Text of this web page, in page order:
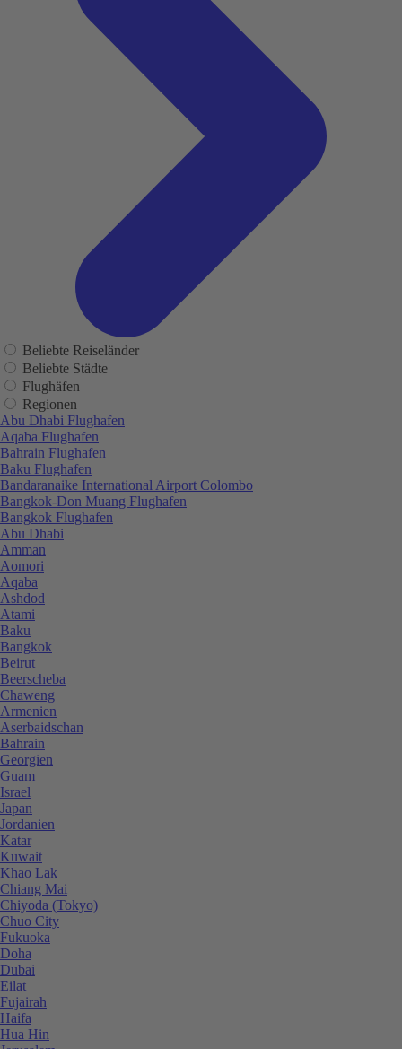
Beliebte Reiseländer
Beliebte Städte
Flughäfen
Regionen
Abu Dhabi Flughafen
Aqaba Flughafen
Bahrain Flughafen
Baku Flughafen
Bandaranaike International Airport Colombo
Bangkok-Don Muang Flughafen
Bangkok Flughafen
Abu Dhabi
Amman
Aomori
Aqaba
Ashdod
Atami
Baku
Bangkok
Beirut
Beerscheba
Chaweng
Armenien
Aserbaidschan
Bahrain
Georgien
Guam
Israel
Japan
Jordanien
Katar
Kuwait
Khao Lak
Chiang Mai
Chiyoda (Tokyo)
Chuo City
Fukuoka
Doha
Dubai
Eilat
Fujairah
Haifa
Hua Hin